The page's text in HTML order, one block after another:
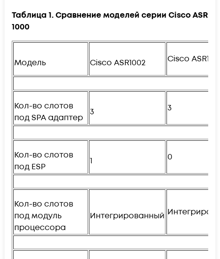
Таблица 1. Сравнение моделей серии Cisco ASR
1000
Модель Cisco ASR1002 Cisco
Кол-во слотов
под SPA адаптер
3 3
Кол-во слотов
под ESP
1 0
Кол-во слотов
под модуль
процессора
Интегрированный